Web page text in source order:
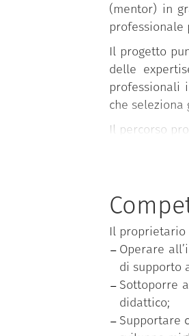
(mentor) in
professionale
Il progetto
delle
professionali
che
Il percorso
utilizzo
una
una
Il proprietario
Operare
di supporto
Sottoporre
didattico;
Supportare